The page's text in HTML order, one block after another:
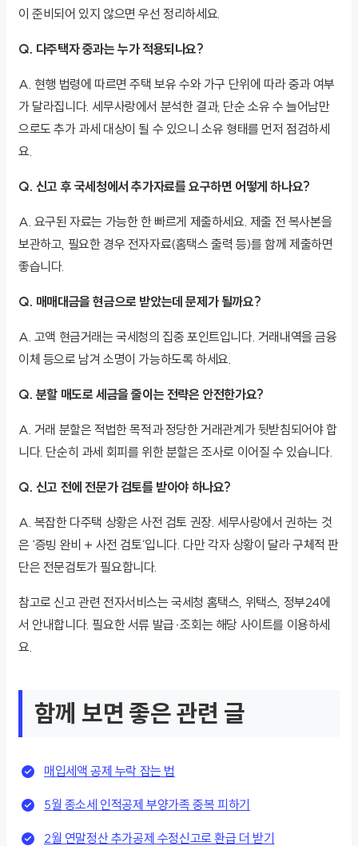
이 준비되어 있지 않으면 우선 정리하세요.
Q. 다주택자 중과는 누가 적용되나요?
A. 현행 법령에 따르면 주택 보유 수와 가구 단위에 따라 중과 여부
가 달라집니다. 세무사랑에서 분석한 결과, 단순 소유 수 늘어남만
으로도 추가 과세 대상이 될 수 있으니 소유 형태를 먼저 점검하세
요.
Q. 신고 후 국세청에서 추가자료를 요구하면 어떻게 하나요?
A. 요구된 자료는 가능한 한 빠르게 제출하세요. 제출 전 복사본을
보관하고, 필요한 경우 전자자료(홈택스 출력 등)를 함께 제출하면
좋습니다.
Q. 매매대금을 현금으로 받았는데 문제가 될까요?
A. 고액 현금거래는 국세청의 집중 포인트입니다. 거래내역을 금융
이체 등으로 남겨 소명이 가능하도록 하세요.
Q. 분할 매도로 세금을 줄이는 전략은 안전한가요?
A. 거래 분할은 적법한 목적과 정당한 거래관계가 뒷받침되어야 합
니다. 단순히 과세 회피를 위한 분할은 조사로 이어질 수 있습니다.
Q. 신고 전에 전문가 검토를 받아야 하나요?
A. 복잡한 다주택 상황은 사전 검토 권장. 세무사랑에서 권하는 것
은 ‘증빙 완비 + 사전 검토’입니다. 다만 각자 상황이 달라 구체적 판
단은 전문검토가 필요합니다.
참고로 신고 관련 전자서비스는 국세청 홈택스, 위택스, 정부24에
서 안내합니다. 필요한 서류 발급·조회는 해당 사이트를 이용하세
요.
함께 보면 좋은 관련 글
매입세액 공제 누락 잡는 법
5월 종소세 인적공제 부양가족 중복 피하기
2월 연말정산 추가공제 수정신고로 환급 더 받기